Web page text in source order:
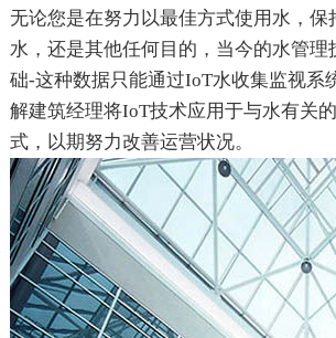
无论您是在努力以最佳方式使用水，保
水，还是其他任何目的，当今的水管理
础-这种数据只能通过IoT水收集监视系
解建筑经理将IoT技术应用于与水有关
式，以期努力改善运营状况。